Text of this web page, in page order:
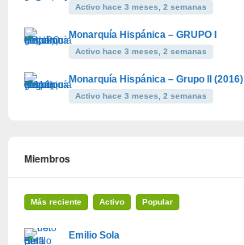
Activo hace 3 meses, 2 semanas
Monarquía Hispánica – GRUPO I
Activo hace 3 meses, 2 semanas
Monarquía Hispánica – Grupo II (2016)
Activo hace 3 meses, 2 semanas
Miembros
Más reciente Activo Popular
Emilio Sola